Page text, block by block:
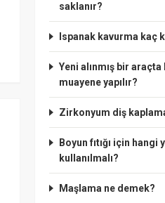
saklanır?
Ispanak kavurma kaç
Yeni alınmış bir araçta
muayene yapılır?
Zirkonyum diş kaplama
Boyun fıtığı için hangi
kullanılmalı?
Maşlama ne demek?